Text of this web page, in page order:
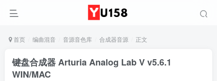
首页 编曲混音 音源音色库 合成器音源 正文
键盘合成器 Arturia Analog Lab V v5.6.1
WIN/MAC